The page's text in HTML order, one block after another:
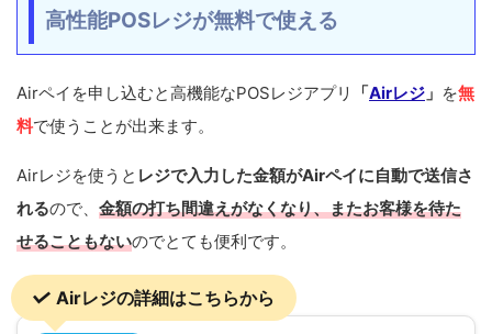
高性能POSレジが無料で使える
Airペイを申し込むと高機能なPOSレジアプリ 「Airレジ 」 を無
料で使うことが出来ます。
Airレジを使うと レジで入力した金額がAirペイに自動で送信さ
れるので、 金額の打ち間違えがなくなり、またお客様を待た
せることもないのでとても便利です。
Airレジの詳細はこちらから